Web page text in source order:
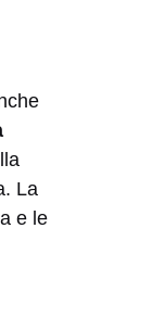
La
e le